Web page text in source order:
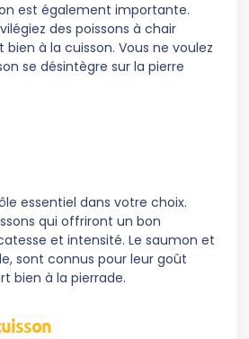
est également importante.
des poissons à chair
à la cuisson. Vous ne voulez
se désintègre sur la pierre
essentiel dans votre choix.
qui offriront un bon
et intensité. Le saumon et
sont connus pour leur goût
bien à la pierrade.